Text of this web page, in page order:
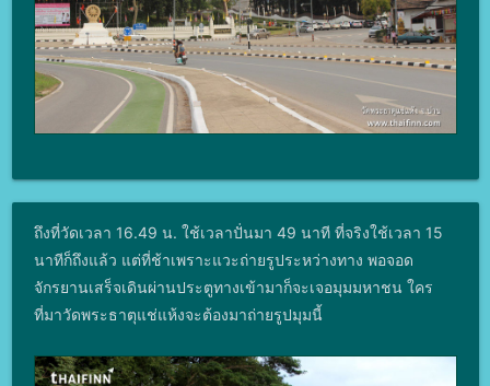
ถึงที่วัดเวลา 16.49 น. ใช้เวลาปั่นมา 49 นาที ที่จริงใช้เวลา 15
นาทีก็ถึงแล้ว แต่ที่ช้าเพราะแวะถ่ายรูประหว่างทาง พอจอด
จักรยานเสร็จเดินผ่านประตูทางเข้ามาก็จะเจอมุมมหาชน ใคร
ที่มาวัดพระธาตุแช่แห้งจะต้องมาถ่ายรูปมุมนี้